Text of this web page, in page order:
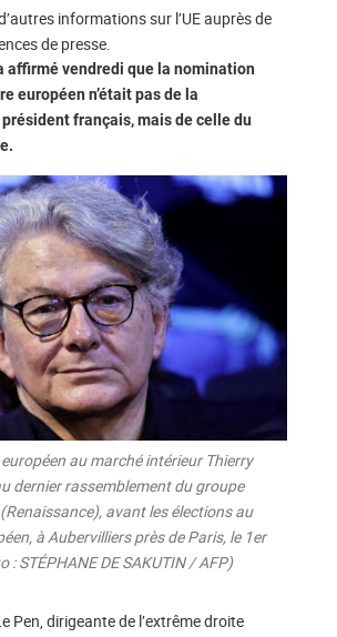
informations sur l’UE auprès de
de presse.
affirmé vendredi que la nomination
européen n’était pas de la
français, mais de celle du
au marché intérieur Thierry
dernier rassemblement du groupe
avant les élections au
à Aubervilliers près de Paris, le 1er
: STÉPHANE DE SAKUTIN / AFP)
Pen, dirigeante de l’extrême droite